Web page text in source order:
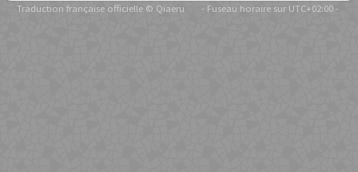
Traduction française officielle © Qiaeru - Fuseau horaire sur UTC+02:00-